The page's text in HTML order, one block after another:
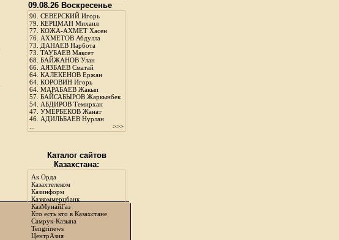
09.08.26 Воскресенье
90. СЕВЕРСКИЙ Игорь
79. КЕРЦМАН Михаил
77. КОЖА-АХМЕТ Хасен
76. АХМЕТОВ Абдулла
73. ДАНАЕВ Нарбота
73. ТАУБАЕВ Максет
68. БАЙЖАНОВ Улан
66. АЯЗБАЕВ Сматай
64. КАЛЕКЕНОВ Ержан
64. КОРОВИН Игорь
64. МАРАБАЕВ Жакып
57. БАЙСАБЫРОВ Жаркынбек
54. АБДИРОВ Темирхан
47. УМЕРБЕКОВ Жанат
46. АДИЛЬБАЕВ Нурлан
>>>
Каталог сайтов
Казахстана:
Ак Орда
Казахтелеком
Казинформ
Казкоммерцбанк
КазМунайГаз
Кто есть кто в Казахстане
Самрук-Казына
Tengrinews
ЦентрАзия